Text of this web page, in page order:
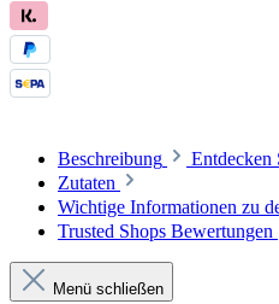
Beschreibung Entdecken
Zutaten
Wichtige Informationen zu
Trusted Shops Bewertungen
Menü schließen